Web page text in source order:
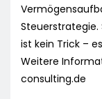
Steuerstrategie.
ist kein Trick –
Weitere
consulting.de